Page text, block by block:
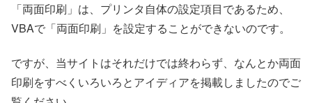
「両面印刷」は、プリンタ自体の設定項目であるため、
VBAで「両面印刷」を設定することができないのです。
ですが、当サイトはそれだけでは終わらず、なんとか両面
印刷をすべくいろいろとアイディアを掲載しましたのでご